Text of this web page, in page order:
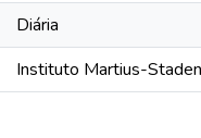
Diária
Instituto Martius-Staden